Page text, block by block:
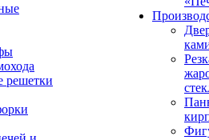
решетки